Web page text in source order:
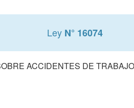
Ley N° 16074
ACCIDENTES DE